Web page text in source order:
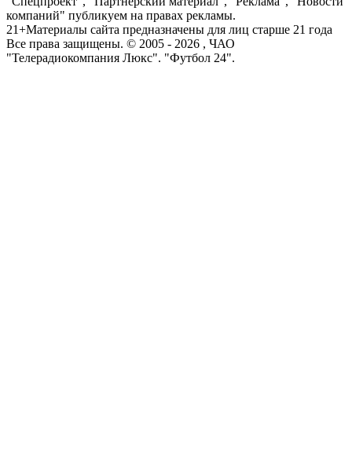
компаний" публикуем на правах рекламы.
21+Материалы сайта предназначены для лиц старше 21 года
Все права защищены. © 2005 - 2026 , ЧАО
"Телерадиокомпания Люкс". "Футбол 24".